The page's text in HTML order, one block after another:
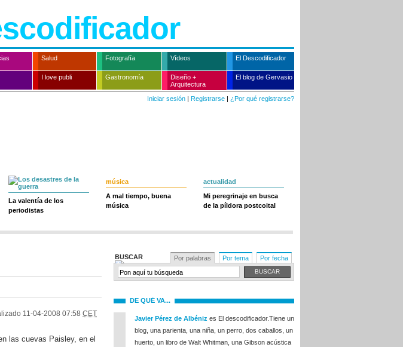
Salud Fotografía Vídeos El Descodificador
I love publi Gastronomía
Diseño +
Arquitectura
El blog de Gervasio
Iniciar sesión | Registrarse | ¿Por qué registrarse?
La valentía de los
periodistas
música
A mal tiempo, buena
música
actualidad
Mi peregrinaje en busca
de la píldora postcoital
11-04-2008 07:58 CET
las cuevas Paisley, en el
BUSCAR Por palabras Por tema Por fecha
DE QUÉ VA...
Javier Pérez de Albéniz es El descodificador.Tiene un
blog, una parienta, una niña, un perro, dos caballos, un
huerto, un libro de Walt Whitman, una Gibson acústica